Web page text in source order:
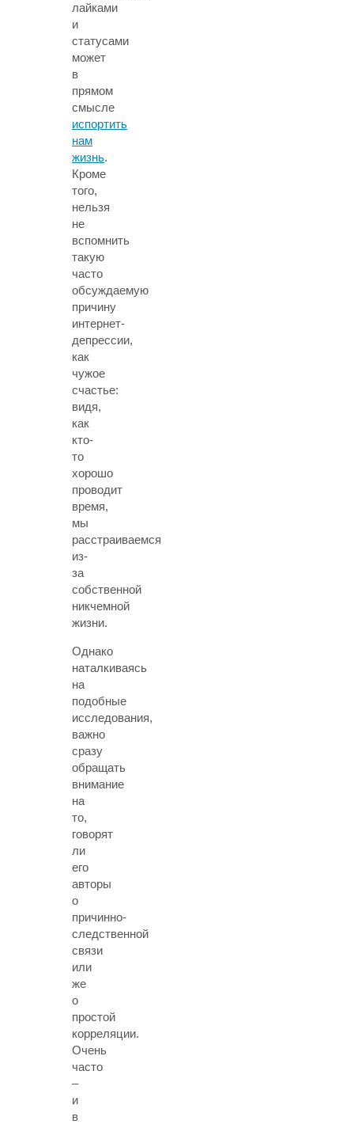
лайками
и
статусами
может
в
прямом
смысле
испортить
нам
жизнь.
Кроме
того,
нельзя
не
вспомнить
такую
часто
обсуждаемую
причину
интернет-
депрессии,
как
чужое
счастье:
видя,
как
кто-
то
хорошо
проводит
время,
мы
расстраиваемся
из-
за
собственной
никчемной
жизни.
Однако
наталкиваясь
на
подобные
исследования,
важно
сразу
обращать
внимание
на
то,
говорят
ли
его
авторы
о
причинно-
следственной
связи
или
же
о
простой
корреляции.
Очень
часто
–
и
в